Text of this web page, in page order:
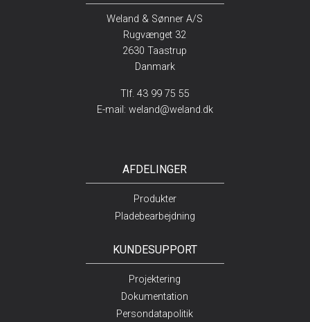
Weland & Sønner A/S
Rugvænget 32
2630 Taastrup
Danmark
Tlf. 43 99 75 55
E-mail: weland@weland.dk
AFDELINGER
Produkter
Pladebearbejdning
KUNDESUPPORT
Projektering
Dokumentation
Persondatapolitik